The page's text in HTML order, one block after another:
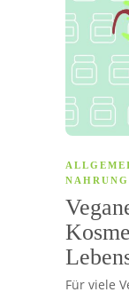
Für viele